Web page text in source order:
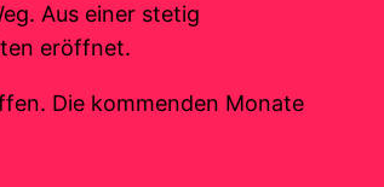
Aus einer stetig
eröffnet.
Die kommenden Monate